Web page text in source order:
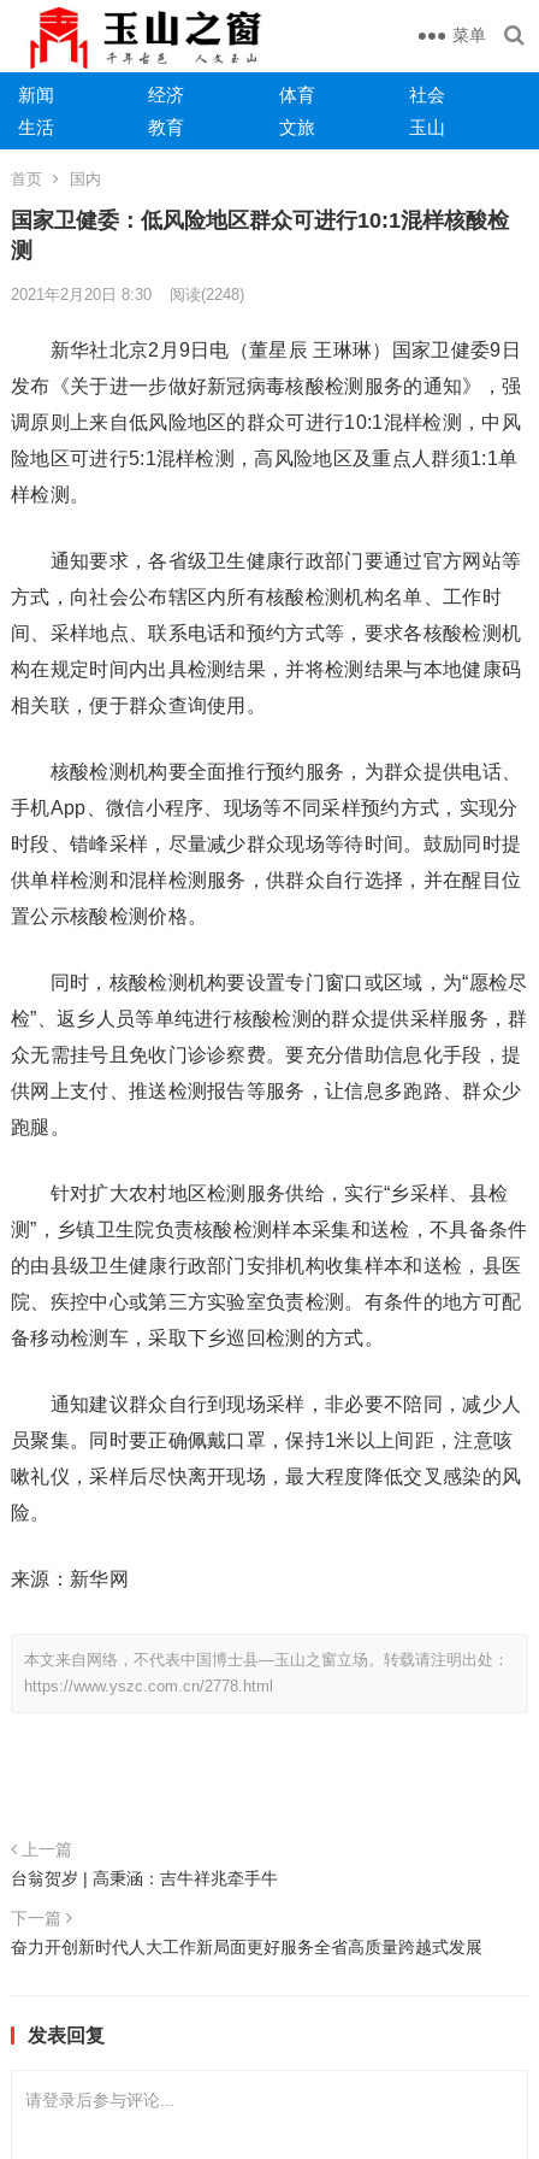
菜单
新闻 经济 体育
社会
生活
教育 文旅 玉山
首页 国内
国家卫健委：低风险地区群众可进行10:1混样核酸检
测
2021年2月20日 8:30 阅读(2248)
新华社北京2月9日电（董星辰 王琳琳）国家卫健委9日
发布《关于进一步做好新冠病毒核酸检测服务的通知》，强
调原则上来自低风险地区的群众可进行10:1混样检测，中风
险地区可进行5:1混样检测，高风险地区及重点人群须1:1单
样检测。
通知要求，各省级卫生健康行政部门要通过官方网站等
方式，向社会公布辖区内所有核酸检测机构名单、工作时
间、采样地点、联系电话和预约方式等，要求各核酸检测机
构在规定时间内出具检测结果，并将检测结果与本地健康码
相关联，便于群众查询使用。
核酸检测机构要全面推行预约服务，为群众提供电话、
手机App、微信小程序、现场等不同采样预约方式，实现分
时段、错峰采样，尽量减少群众现场等待时间。鼓励同时提
供单样检测和混样检测服务，供群众自行选择，并在醒目位
置公示核酸检测价格。
同时，核酸检测机构要设置专门窗口或区域，为“愿检尽
检”、返乡人员等单纯进行核酸检测的群众提供采样服务，群
众无需挂号且免收门诊诊察费。要充分借助信息化手段，提
供网上支付、推送检测报告等服务，让信息多跑路、群众少
跑腿。
针对扩大农村地区检测服务供给，实行“乡采样、县检
测”，乡镇卫生院负责核酸检测样本采集和送检，不具备条件
的由县级卫生健康行政部门安排机构收集样本和送检，县医
院、疾控中心或第三方实验室负责检测。有条件的地方可配
备移动检测车，采取下乡巡回检测的方式。
通知建议群众自行到现场采样，非必要不陪同，减少人
员聚集。同时要正确佩戴口罩，保持1米以上间距，注意咳
嗽礼仪，采样后尽快离开现场，最大程度降低交叉感染的风
险。
来源：新华网
本文来自网络，不代表中国博士县—玉山之窗立场。转载请注明出处：
https://www.yszc.com.cn/2778.html
上一篇
台翁贺岁 | 高秉涵：吉牛祥兆牵手牛
下一篇
奋力开创新时代人大工作新局面更好服务全省高质量跨越式发展
发表回复
请登录后参与评论...